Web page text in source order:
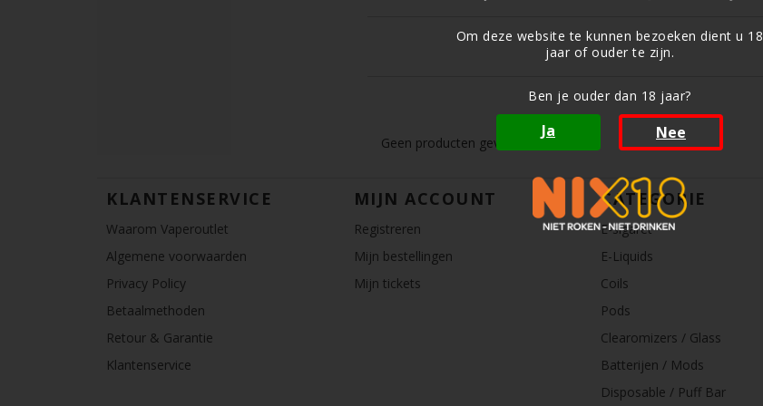
Om deze website te kunnen bezoeken dient u 18
jaar of ouder te zijn.
Ben je ouder dan 18 jaar?
Ja Nee
Geen producten gevonden!...
KLANTENSERVICE
Waarom Vaperoutlet
Algemene voorwaarden
Privacy Policy
Betaalmethoden
Retour & Garantie
Klantenservice
MIJN ACCOUNT
Registreren
Mijn bestellingen
Mijn tickets
CATEGORIE
E-sigaret
E-Liquids
Coils
Pods
Clearomizers / Glass
Batterijen / Mods
Disposable / Puff Bar